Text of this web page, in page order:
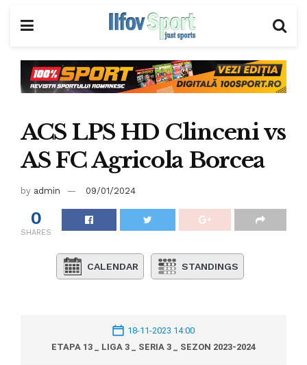
ACS LPS HD Clinceni vs
AS FC Agricola Borcea
by admin 09/01/2024
0
SHARES
CALENDAR STANDINGS
18-11-2023 14:00
ETAPA 13 _ LIGA 3 _ SERIA 3 _ SEZON 2023-2024